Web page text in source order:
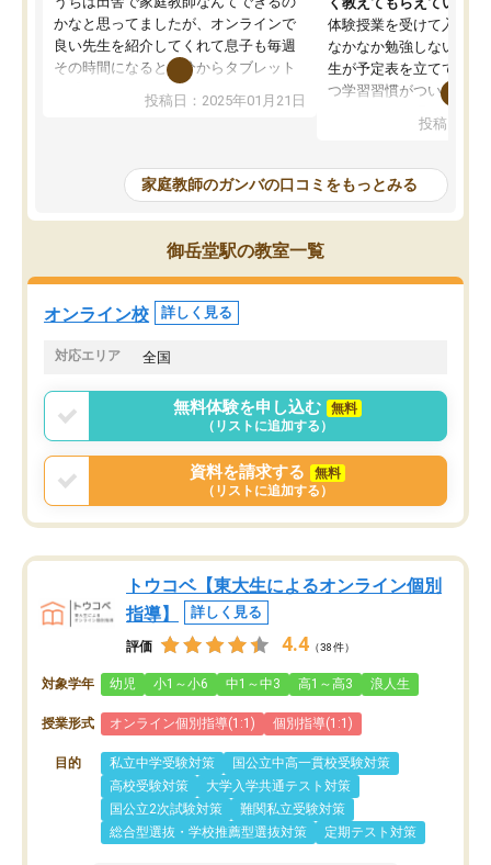
かなと思ってましたが、オンラインで
良い先生を紹介してくれて息子も毎週
その時間になると自分からタブレット
を開いてzoomを繋げるようになりまし
た！5科目なんでもOKなのもとても気
めて1年ほどだった今では平均点以上の
科目が増えてきました！あと1年受験ま
であるので無料の週末教室を使用しな
がら頑張って欲しいと思います！
投稿日：2025年01月21日
体験授業を受けて入塾し
なかなか勉強しない息子
生が予定表を立ててくれ
つ学習習慣がついてきま
指導が無い日も予定表
問できるのでとても助か
投稿日：
家庭教師のガンバの口コミをもっとみる
御岳堂駅の教室一覧
オンライン校 詳しく見る
対応エリア 全国
無料体験を申し込む
無料
（リストに追加する）
資料を請求する
無料
（リストに追加する）
トウコベ【東大生によるオンライン個別
指導】
詳しく見る
評価 4.4 （38件）
対象学年 幼児 小1～小6 中1～中3 高1～高3 浪人生
授業形式 オンライン個別指導(1:1) 個別指導(1:1)
目的 私立中学受験対策
国公立中高一貫校受験対策
高校受験対策
大学入学共通テスト対策
国公立2次試験対策
難関私立受験対策
総合型選抜・学校推薦型選抜対策
定期テスト対策